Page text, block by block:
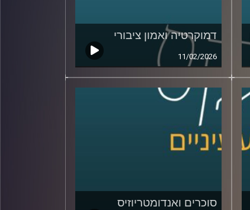
דמוקרטיה ואמון ציבורי
11/02/2026
סוכרים ואנדומטריוזיס